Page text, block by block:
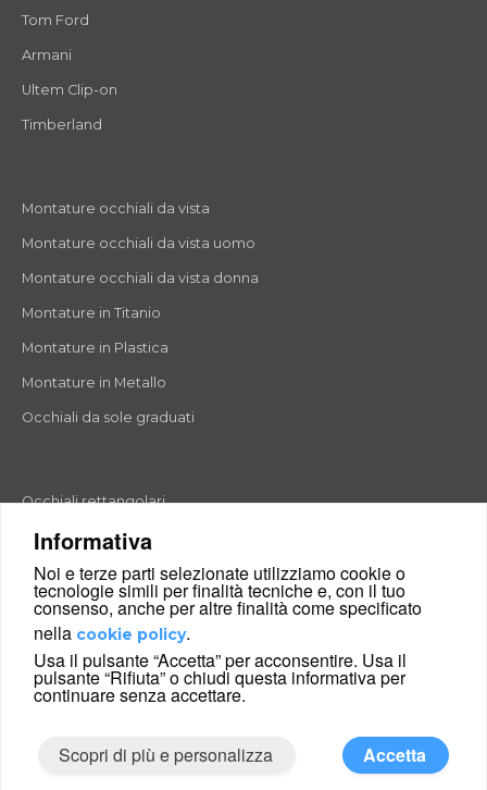
Informativa
Noi e terze parti selezionate utilizziamo cookie o
tecnologie simili per finalità tecniche e, con il tuo
consenso, anche per altre finalità come specificato
nella cookie policy.
Usa il pulsante “Accetta” per acconsentire. Usa il
pulsante “Rifiuta” o chiudi questa informativa per
continuare senza accettare.
Scopri di più e personalizza Accetta
Tom Ford
Armani
Ultem Clip-on
Timberland
Montature occhiali da vista
Montature occhiali da vista uomo
Montature occhiali da vista donna
Montature in Titanio
Montature in Plastica
Montature in Metallo
Occhiali da sole graduati
Occhiali rettangolari
Occhiali rotondi
Occhiali a goccia
Occhiali a farfalla
Occhiali esagonali
Occhiali cat-eyes